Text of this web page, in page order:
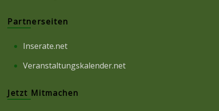
Partnerseiten
Inserate.net
Veranstaltungskalender.net
Jetzt Mitmachen